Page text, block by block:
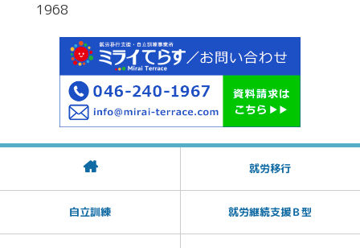
1968
就労移行
自立訓練 就労継続支援Ｂ型